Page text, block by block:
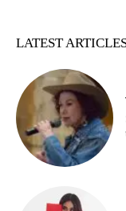
LATEST